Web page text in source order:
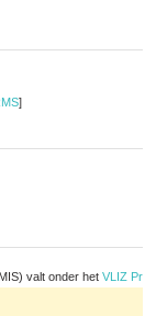
]
valt onder het VLIZ